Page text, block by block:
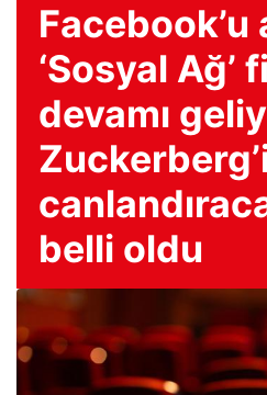
Facebook’u
‘Sosyal Ağ’
devamı
belli oldu